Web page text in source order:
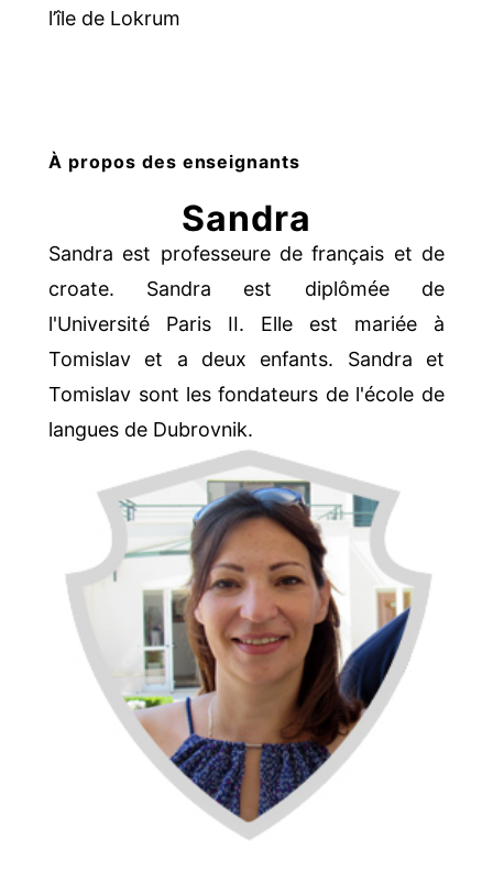
l’île de Lokrum
À propos des enseignants
Sandra
Sandra est professeure de français et de
croate. Sandra est diplômée de
l'Université Paris II. Elle est mariée à
Tomislav et a deux enfants. Sandra et
Tomislav sont les fondateurs de l'école de
langues de Dubrovnik.